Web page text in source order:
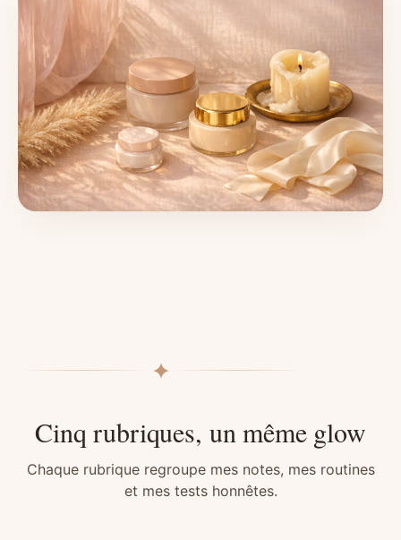
Cinq rubriques, un même glow
Chaque rubrique regroupe mes notes, mes routines
et mes tests honnêtes.